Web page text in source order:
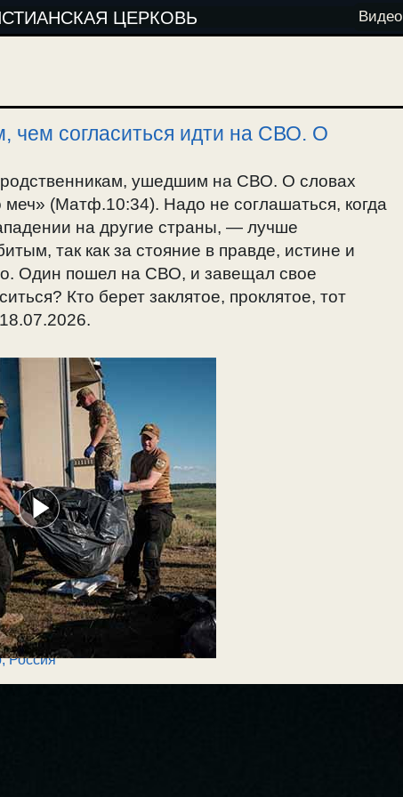
ЦЕРКОВЬ Видео
чем согласиться идти на СВО. О
ушедшим на СВО. О словах
(Матф.10:34). Надо не соглашаться, когда
на другие страны, — лучше
так как за стояние в правде, истине и
Один пошел на СВО, и завещал свое
Кто берет заклятое, проклятое, тот
,Россия